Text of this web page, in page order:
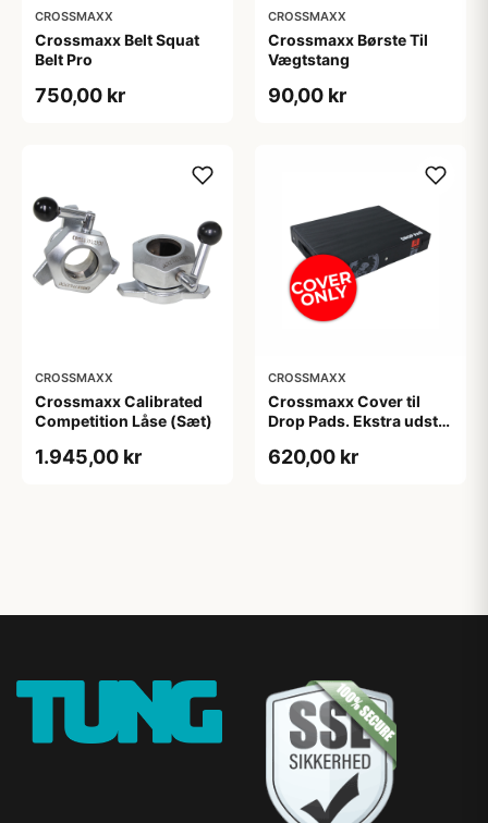
CROSSMAXX
Crossmaxx Belt Squat
Belt Pro
750,00 kr
CROSSMAXX
Crossmaxx Børste Til
Vægtstang
90,00 kr
CROSSMAXX
Crossmaxx Calibrated
Competition Låse (Sæt)
1.945,00 kr
CROSSMAXX
Crossmaxx Cover til
Drop Pads. Ekstra udstyr
beskyttelse og
620,00 kr